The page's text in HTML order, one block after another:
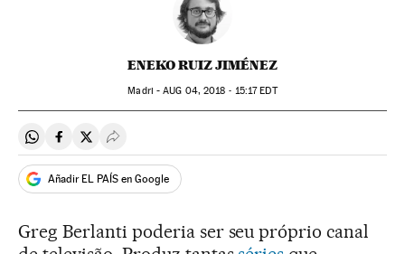
ENEKO RUIZ JIMÉNEZ
Madri -AUG 04, 2018 - 15:17EDT
Compartir en Whatsapp
Compartir en Facebook
Compartir en Twitter
Desplegar Redes Sociales
Añadir EL PAÍS en Google
Greg Berlanti poderia ser seu próprio canal